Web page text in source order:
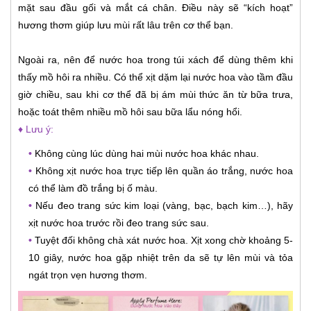
mặt sau đầu gối và mắt cá chân. Điều này sẽ “kích hoạt”
hương thơm giúp lưu mùi rất lâu trên cơ thể bạn.
Ngoài ra, nên để nước hoa trong túi xách để dùng thêm khi
thấy mồ hôi ra nhiều. Có thể xịt dặm lại nước hoa vào tầm đầu
giờ chiều, sau khi cơ thể đã bị ám mùi thức ăn từ bữa trưa,
hoặc toát thêm nhiều mồ hôi sau bữa lẩu nóng hổi.
♦ Lưu ý:
• Không cùng lúc dùng hai mùi nước hoa khác nhau.
• Không xịt nước hoa trực tiếp lên quần áo trắng, nước hoa
có thể làm đồ trắng bị ố màu.
• Nếu đeo trang sức kim loại (vàng, bạc, bạch kim…), hãy
xịt nước hoa trước rồi đeo trang sức sau.
• Tuyệt đối không chà xát nước hoa. Xịt xong chờ khoảng 5-
10 giây, nước hoa gặp nhiệt trên da sẽ tự lên mùi và tỏa
ngát trọn vẹn hương thơm.